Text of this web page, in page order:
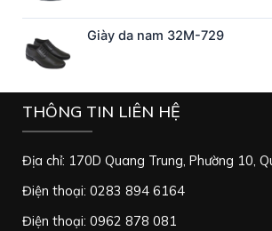
Giày da nam 32M-729
THÔNG TIN LIÊN HỆ
Địa chỉ: 170D Quang Trung, Phường 10,
Điện thoại: 0283 894 6164
Điện thoại: 0962 878 081